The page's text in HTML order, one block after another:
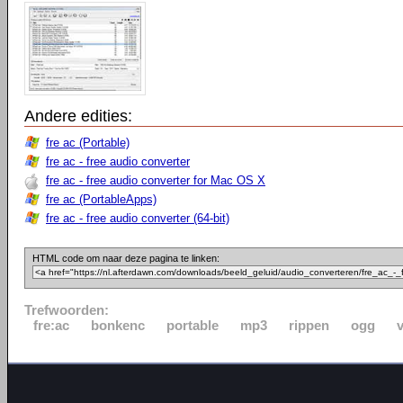
Andere edities:
fre ac (Portable)
fre ac - free audio converter
fre ac - free audio converter for Mac OS X
fre ac (PortableApps)
fre ac - free audio converter (64-bit)
HTML code om naar deze pagina te linken:
Trefwoorden:
fre:ac
bonkenc portable mp3 rippen ogg